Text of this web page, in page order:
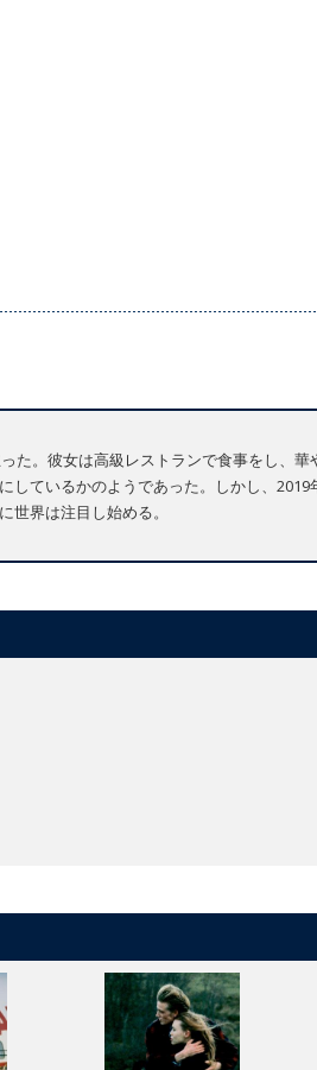
た。彼女は高級レストランで食事をし、
しているかのようであった。しかし、
世界は注目し始める。